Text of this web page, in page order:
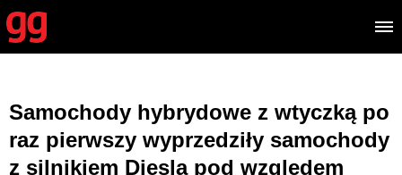
Samochody hybrydowe z wtyczką po
raz pierwszy wyprzedziły samochody
z silnikiem Diesla pod względem